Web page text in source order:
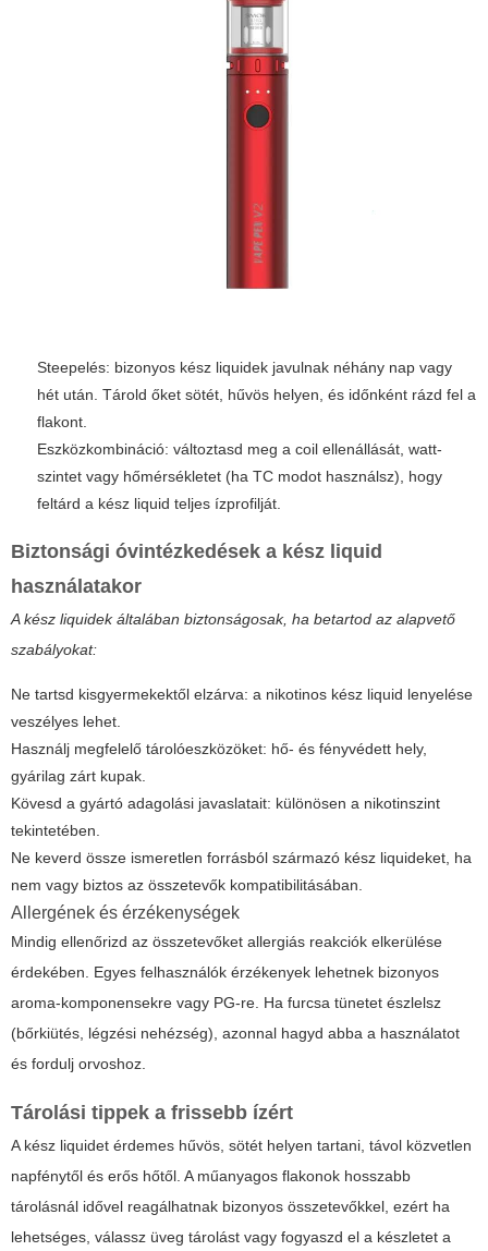
Steepelés: bizonyos kész liquidek javulnak néhány nap vagy
hét után. Tárold őket sötét, hűvös helyen, és időnként rázd fel a
flakont.
Eszközkombináció: változtasd meg a coil ellenállását, watt-
szintet vagy hőmérsékletet (ha TC modot használsz), hogy
feltárd a kész liquid teljes ízprofilját.
Biztonsági óvintézkedések a kész liquid
használatakor
A kész liquidek általában biztonságosak, ha betartod az alapvető
szabályokat:
Ne tartsd kisgyermekektől elzárva: a nikotinos kész liquid lenyelése
veszélyes lehet.
Használj megfelelő tárolóeszközöket: hő- és fényvédett hely,
gyárilag zárt kupak.
Kövesd a gyártó adagolási javaslatait: különösen a nikotinszint
tekintetében.
Ne keverd össze ismeretlen forrásból származó kész liquideket, ha
nem vagy biztos az összetevők kompatibilitásában.
Allergének és érzékenységek
Mindig ellenőrizd az összetevőket allergiás reakciók elkerülése
érdekében. Egyes felhasználók érzékenyek lehetnek bizonyos
aroma-komponensekre vagy PG-re. Ha furcsa tünetet észlelsz
(bőrkiütés, légzési nehézség), azonnal hagyd abba a használatot
és fordulj orvoshoz.
Tárolási tippek a frissebb ízért
A kész liquidet érdemes hűvös, sötét helyen tartani, távol közvetlen
napfénytől és erős hőtől. A műanyagos flakonok hosszabb
tárolásnál idővel reagálhatnak bizonyos összetevőkkel, ezért ha
lehetséges, válassz üveg tárolást vagy fogyaszd el a készletet a